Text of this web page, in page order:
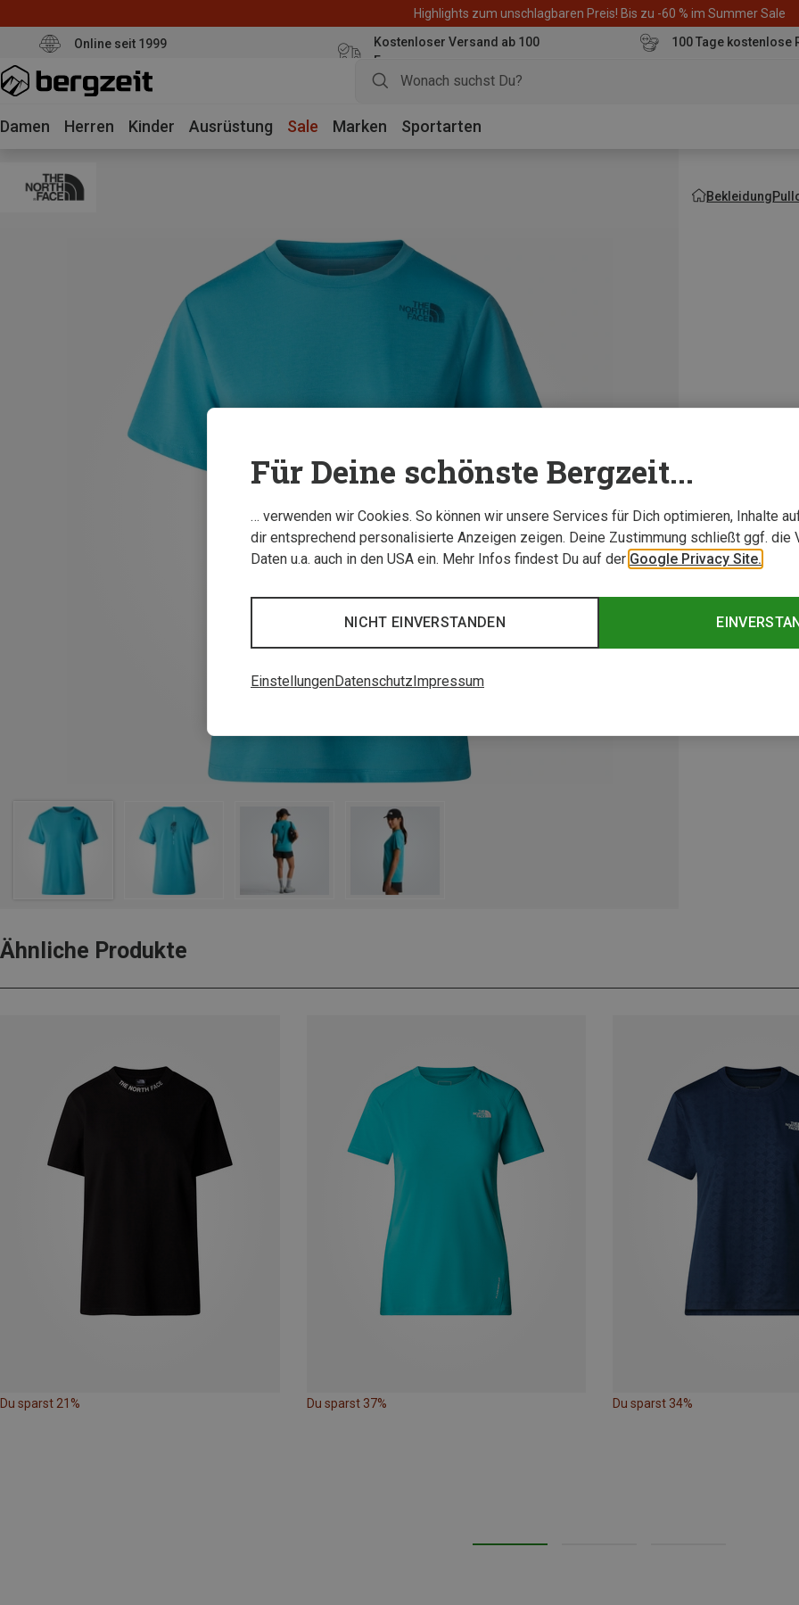
Highlights zum unschlagbaren Preis! Bis zu -60 % im Summer Sale
Online seit 1999
Kostenloser Versand ab 100
Euro
100 Tage kostenlose
Damen Herren Kinder Ausrüstung Sale Marken Sportarten
Bekleidung
Ähnliche Produkte
Du sparst 21% Du sparst 37% Du sparst 34%
Für Deine schönste Bergzeit...
… verwenden wir Cookies. So können wir unsere Services für Dich optimieren, Inhalte
dir entsprechend personalisierte Anzeigen zeigen. Deine Zustimmung schließt ggf. die
Daten u.a. auch in den USA ein. Mehr Infos findest Du auf der Google Privacy Site.
NICHT EINVERSTANDEN
EinstellungenDatenschutz Impressum